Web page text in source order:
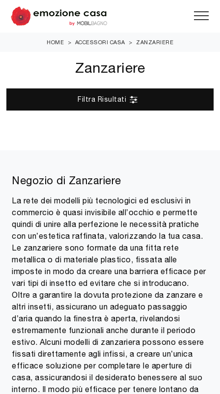
HOME > ACCESSORI CASA > ZANZARIERE
Zanzariere
Filtra Risultati
Negozio di Zanzariere
La rete dei modelli più tecnologici ed esclusivi in
commercio è quasi invisibile all’occhio e permette
quindi di unire alla perfezione le necessità pratiche
con un’estetica raffinata, valorizzando la tua casa.
Le zanzariere sono formate da una fitta rete
metallica o di materiale plastico, fissata alle
imposte in modo da creare una barriera efficace per
vari tipi di insetto ed evitare che si introducano.
Oltre a garantire la dovuta protezione da zanzare e
altri insetti, assicurano un adeguato passaggio
d’aria quando la finestra è aperta, rivelandosi
estremamente funzionali anche durante il periodo
estivo. Alcuni modelli di zanzariera possono essere
fissati direttamente agli infissi, a creare un’unica
efficace soluzione per completare le aperture di
casa, assicurandosi il desiderato benessere al suo
interno. Il modo più efficace per tenere lontano da